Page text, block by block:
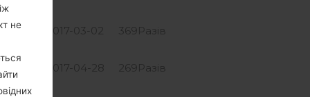
2017-03-02 369Разів
2017-04-28 269Разів
не